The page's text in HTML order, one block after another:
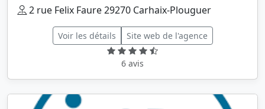
2 rue Felix Faure 29270 Carhaix-Plouguer
Voir les détails Site web de l'agence
6 avis